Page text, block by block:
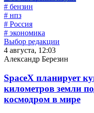
# бензин
# нпз
# Россия
# экономика
Выбор редакции
4 августа, 12:03
Александр Березин
SpaceX планирует
километров земли
космодром в мире